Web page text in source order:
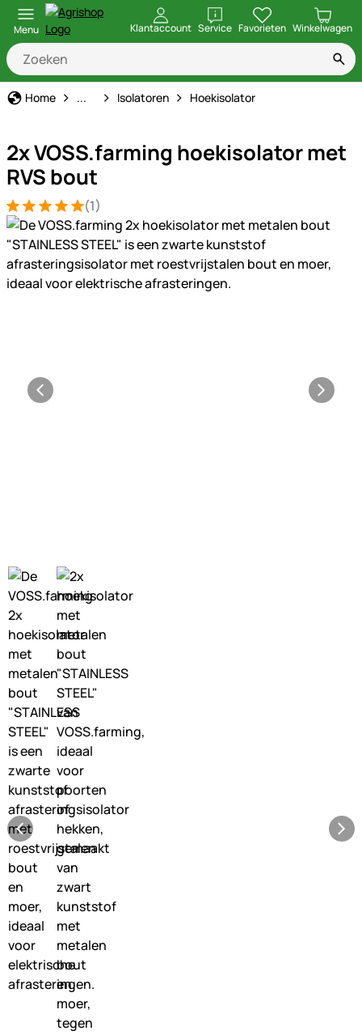
Menu Klantaccount ServiceopenenFavorieten Winkelwagen
Home Schrikdraad
... Isolatoren Hoekisolator
2x VOSS.farming hoekisolator met
RVS bout
Beoordeling: 5 van 5 (1 beoordelingen)
1 Bewertung (1)
Productgalerij